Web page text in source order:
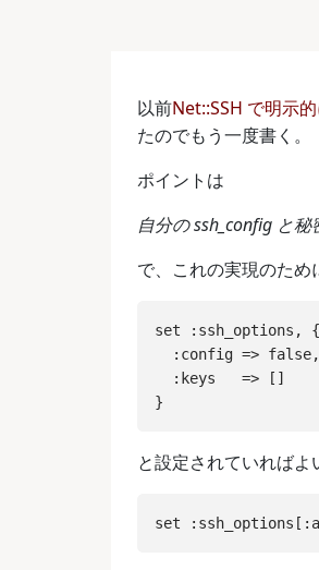
以前Net::SSH で明示
たのでもう一度書く。
ポイントは
自分の ssh_config と
で、これの実現のため
set :ssh_options, {
  :config => false,
  :keys   => []
と設定されていればよ